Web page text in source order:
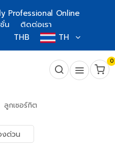
Professional Online
น
ติดต่อเรา
THB TH
0
ลูกเซอร์กิต
งด่วน